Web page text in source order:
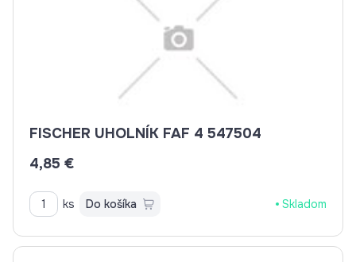
FISCHER UHOLNÍK FAF 4 547504
4,85 €
ks Do košíka Skladom